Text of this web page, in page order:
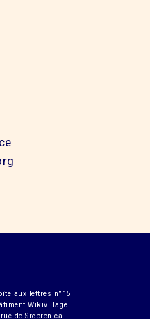
aux lettres n°15
Wikivillage
de Srebrenica